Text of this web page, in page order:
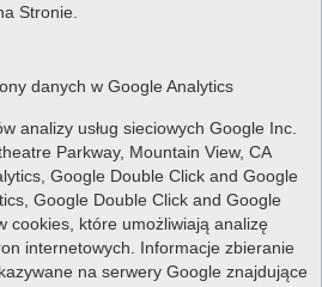
Stronie.
danych w Google Analytics
analizy usług sieciowych Google Inc.
Parkway, Mountain View, CA
Google Double Click and Google
Google Double Click and Google
cookies, które umożliwiają analizę
internetowych. Informacje zbieranie
na serwery Google znajdujące